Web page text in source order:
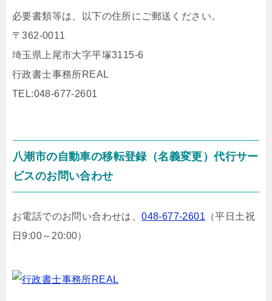
必要書類等は、以下の住所にご郵送ください。
〒362-0011
埼玉県上尾市大字平塚3115-6
行政書士事務所REAL
TEL:048-677-2601
八潮市の自動車の移転登録（名義変更）代行サー
ビスのお問い合わせ
お電話でのお問い合わせは、048-677-2601 （平日土祝
日9:00～20:00）